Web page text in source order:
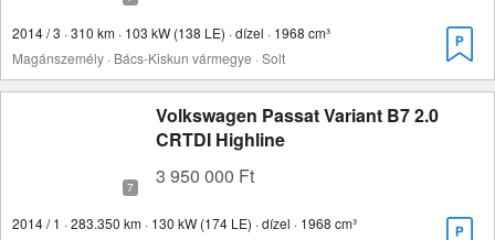
2014 / 3 · 310 km · 103 kW (138 LE) · dízel · 1968 cm³
Magánszemély · Bács-Kiskun vármegye · Solt
Volkswagen Passat Variant B7 2.0
CRTDI Highline
3 950 000 Ft
2014 / 1 · 283.350 km · 130 kW (174 LE) · dízel · 1968 cm³